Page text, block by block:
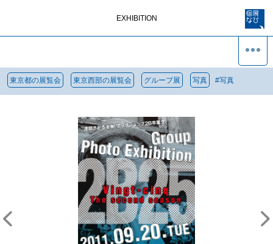
EXHIBITION
東京都の展覧会 東京西部の展覧会 グループ展 写真 #写真